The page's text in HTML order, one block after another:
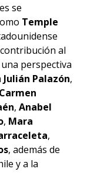
se
Temple
al
perspectiva
Julián Palazón,
Carmen
, Anabel
, Mara
,
, además de
y a la